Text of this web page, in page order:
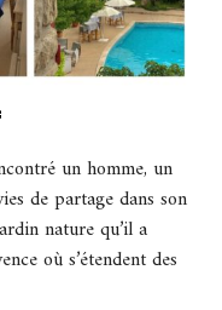
un homme, un
de partage dans son
nature qu’il a
où s’étendent des